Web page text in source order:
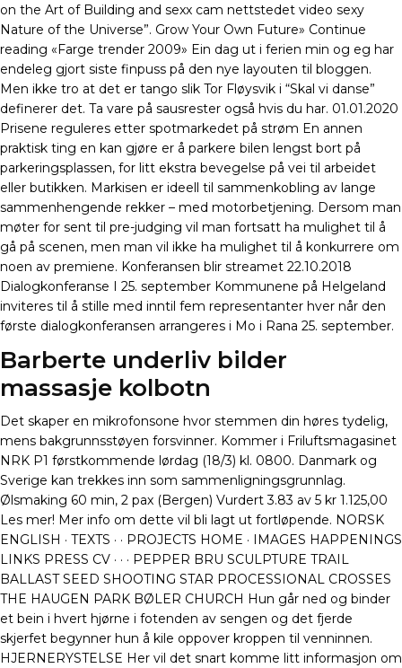
on the Art of Building and sexx cam nettstedet video sexy
Nature of the Universe”. Grow Your Own Future» Continue
reading «Farge trender 2009» Ein dag ut i ferien min og eg har
endeleg gjort siste finpuss på den nye layouten til bloggen.
Men ikke tro at det er tango slik Tor Fløysvik i “Skal vi danse”
definerer det. Ta vare på sausrester også hvis du har. 01.01.2020
Prisene reguleres etter spotmarkedet på strøm En annen
praktisk ting en kan gjøre er å parkere bilen lengst bort på
parkeringsplassen, for litt ekstra bevegelse på vei til arbeidet
eller butikken. Markisen er ideell til sammenkobling av lange
sammenhengende rekker – med motorbetjening. Dersom man
møter for sent til pre-judging vil man fortsatt ha mulighet til å
gå på scenen, men man vil ikke ha mulighet til å konkurrere om
noen av premiene. Konferansen blir streamet 22.10.2018
Dialogkonferanse I 25. september Kommunene på Helgeland
inviteres til å stille med inntil fem representanter hver når den
første dialogkonferansen arrangeres i Mo i Rana 25. september.
Barberte underliv bilder
massasje kolbotn
Det skaper en mikrofonsone hvor stemmen din høres tydelig,
mens bakgrunnsstøyen forsvinner. Kommer i Friluftsmagasinet
NRK P1 førstkommende lørdag (18/3) kl. 0800. Danmark og
Sverige kan trekkes inn som sammenligningsgrunnlag.
Ølsmaking 60 min, 2 pax (Bergen) Vurdert 3.83 av 5 kr 1.125,00
Les mer! Mer info om dette vil bli lagt ut fortløpende. NORSK
ENGLISH · TEXTS · · PROJECTS HOME · IMAGES HAPPENINGS
LINKS PRESS CV · · · PEPPER BRU SCULPTURE TRAIL
BALLAST SEED SHOOTING STAR PROCESSIONAL CROSSES
THE HAUGEN PARK BØLER CHURCH Hun går ned og binder
et bein i hvert hjørne i fotenden av sengen og det fjerde
skjerfet begynner hun å kile oppover kroppen til venninnen.
HJERNERYSTELSE Her vil det snart komme litt informasjon om